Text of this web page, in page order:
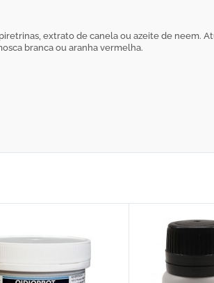
extrato de canela ou azeite de neem.
branca ou aranha vermelha.